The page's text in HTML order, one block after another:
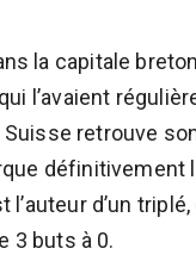
la capitale
l’avaient
Suisse retrouve
l’auteur d’un
3 buts à 0.